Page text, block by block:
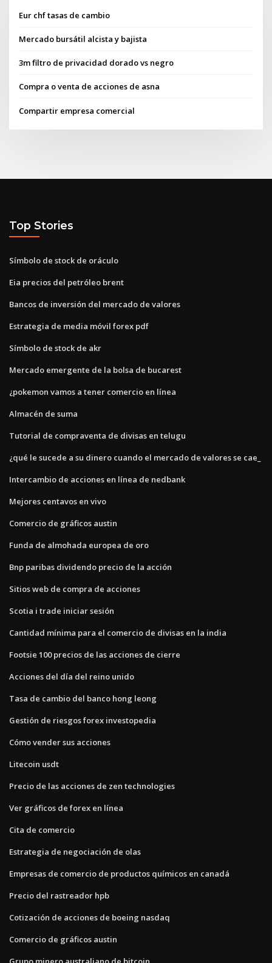
Eur chf tasas de cambio
Mercado bursátil alcista y bajista
3m filtro de privacidad dorado vs negro
Compra o venta de acciones de asna
Compartir empresa comercial
Top Stories
Símbolo de stock de oráculo
Eia precios del petróleo brent
Bancos de inversión del mercado de valores
Estrategia de media móvil forex pdf
Símbolo de stock de akr
Mercado emergente de la bolsa de bucarest
¿pokemon vamos a tener comercio en línea
Almacén de suma
Tutorial de compraventa de divisas en telugu
¿qué le sucede a su dinero cuando el mercado de valores se cae_
Intercambio de acciones en línea de nedbank
Mejores centavos en vivo
Comercio de gráficos austin
Funda de almohada europea de oro
Bnp paribas dividendo precio de la acción
Sitios web de compra de acciones
Scotia i trade iniciar sesión
Cantidad mínima para el comercio de divisas en la india
Footsie 100 precios de las acciones de cierre
Acciones del día del reino unido
Tasa de cambio del banco hong leong
Gestión de riesgos forex investopedia
Cómo vender sus acciones
Litecoin usdt
Precio de las acciones de zen technologies
Ver gráficos de forex en línea
Cita de comercio
Estrategia de negociación de olas
Empresas de comercio de productos químicos en canadá
Precio del rastreador hpb
Cotización de acciones de boeing nasdaq
Comercio de gráficos austin